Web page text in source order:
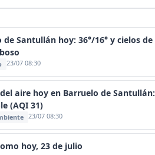
de Santullán hoy: 36°/16° y cielos de
23/07 08:30
aire hoy en Barruelo de Santullán:
(AQI 31)
23/07 08:30
hoy, 23 de julio